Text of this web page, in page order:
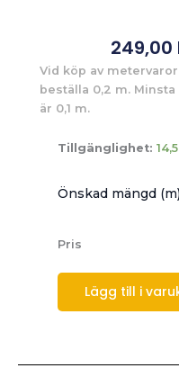
249,00
Vid köp av
beställa 0,2 m.
är 0,1 m.
Tillgänglighet:
Önskad mängd (m)
Pris
Lägg till i